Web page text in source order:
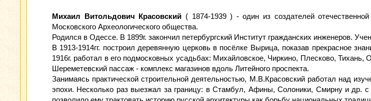
Михаил Витольдович Красовский ( 1874-1939 ) - один из создателей
Московского Археологического общества.
Родился в Одессе. В 1899г. закончил петербургский Институт гражданских инженеров.
В 1913-1914гг. построил деревянную церковь в посёлке Вырица, показав прекрасное
1916г. работал в его подмосковных усадьбах: Михайловское, Чиркино, Плесково,
Шереметевский пассаж - комплекс магазинов вдоль Литейного проспекта.
Занимаясь практической строительной деятельностью, М.В.Красовский работал над
эпохи. Несколько раз выезжал за границу: в Стамбул, Афины, Солоники, Смирну и др. с